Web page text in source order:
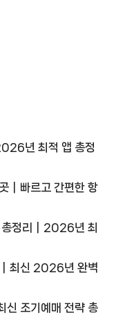
년 최적 앱 총정
｜빠르고 간편한 항
총정리｜2026년 최
최신 2026년 완벽
조기예매 전략 총